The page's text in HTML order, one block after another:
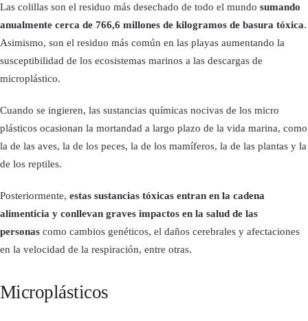
Las colillas son el residuo más desechado de todo el mundo sumando
anualmente cerca de 766,6 millones de kilogramos de basura tóxica.
Asimismo, son el residuo más común en las playas aumentando la
susceptibilidad de los ecosistemas marinos a las descargas de
microplástico.
Cuando se ingieren, las sustancias químicas nocivas de los micro
plásticos ocasionan la mortandad a largo plazo de la vida marina, como
la de las aves, la de los peces, la de los mamíferos, la de las plantas y la
de los reptiles.
Posteriormente, estas sustancias tóxicas entran en la cadena
alimenticia y conllevan graves impactos en la salud de las
personas como cambios genéticos, el daños cerebrales y afectaciones
en la velocidad de la respiración, entre otras.
Microplásticos